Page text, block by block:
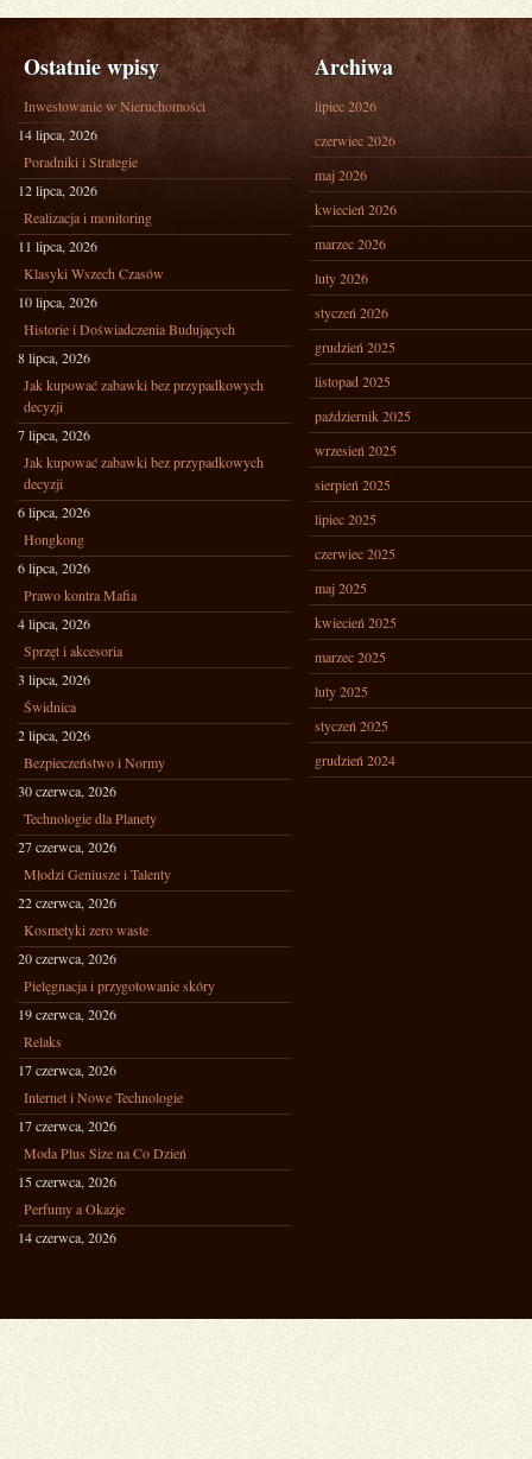
Ostatnie wpisy
Inwestowanie w Nieruchomości
14 lipca, 2026
Poradniki i Strategie
12 lipca, 2026
Realizacja i monitoring
11 lipca, 2026
Klasyki Wszech Czasów
10 lipca, 2026
Historie i Doświadczenia Budujących
8 lipca, 2026
Jak kupować zabawki bez przypadkowych
decyzji
7 lipca, 2026
Jak kupować zabawki bez przypadkowych
decyzji
6 lipca, 2026
Hongkong
6 lipca, 2026
Prawo kontra Mafia
4 lipca, 2026
Sprzęt i akcesoria
3 lipca, 2026
Świdnica
2 lipca, 2026
Bezpieczeństwo i Normy
30 czerwca, 2026
Technologie dla Planety
27 czerwca, 2026
Młodzi Geniusze i Talenty
22 czerwca, 2026
Kosmetyki zero waste
20 czerwca, 2026
Pielęgnacja i przygotowanie skóry
19 czerwca, 2026
Relaks
17 czerwca, 2026
Internet i Nowe Technologie
17 czerwca, 2026
Moda Plus Size na Co Dzień
15 czerwca, 2026
Perfumy a Okazje
14 czerwca, 2026
Archiwa
lipiec 2026
czerwiec 2026
maj 2026
kwiecień 2026
marzec 2026
luty 2026
styczeń 2026
grudzień 2025
listopad 2025
październik 2025
wrzesień 2025
sierpień 2025
lipiec 2025
czerwiec 2025
maj 2025
kwiecień 2025
marzec 2025
luty 2025
styczeń 2025
grudzień 2024